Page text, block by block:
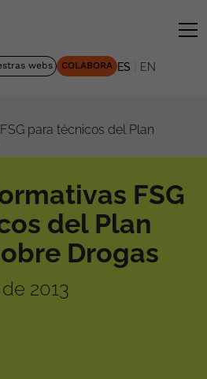
webs COLABORA ES EN
para técnicos del Plan
FSG
del Plan
Drogas
2013